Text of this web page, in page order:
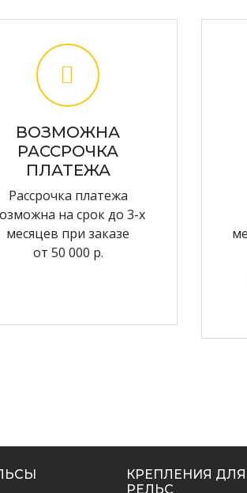
ВОЗМОЖНА
РАССРОЧКА
ПЛАТЕЖА
Рассрочка платежа
на срок до 3-х
месяцев при заказе
от 50 000 р.
КРЕПЛЕНИЯ ДЛЯ
РЕЛЬС